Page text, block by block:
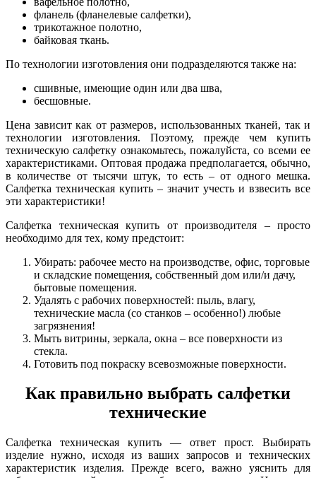
фланель (фланелевые салфетки),
трикотажное полотно,
байковая ткань.
По технологии изготовления они подразделяются также на:
сшивные, имеющие один или два шва,
бесшовные.
Цена зависит как от размеров, использованных тканей, так и
технологии изготовления. Поэтому, прежде чем купить
техническую салфетку ознакомьтесь, пожалуйста, со всеми ее
характеристиками. Оптовая продажа предполагается, обычно,
в количестве от тысячи штук, то есть – от одного мешка.
Салфетка техническая купить – значит учесть и взвесить все
эти характеристики!
Салфетка техническая купить от производителя – просто
необходимо для тех, кому предстоит:
Убирать: рабочее место на производстве, офис, торговые
и складские помещения, собственный дом или/и дачу,
бытовые помещения.
Удалять с рабочих поверхностей: пыль, влагу,
технические масла (со станков – особенно!) любые
загрязнения!
Мыть витрины, зеркала, окна – все поверхности из
стекла.
Готовить под покраску всевозможные поверхности.
Как правильно выбрать салфетки
технические
Салфетка техническая купить — ответ прост. Выбирать
изделие нужно, исходя из ваших запросов и технических
характеристик изделия. Прежде всего, важно уяснить для